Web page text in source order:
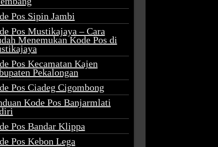
Pos Sipin Jambi
Pos Mustikajaya – Cara
Menemukan Kode Pos di
Pos Kecamatan Kajen
Pekalongan
Pos Ciadeg Cigombong
Kode Pos Banjarmlati
Pos Bandar Klippa
Pos Kebon Lega